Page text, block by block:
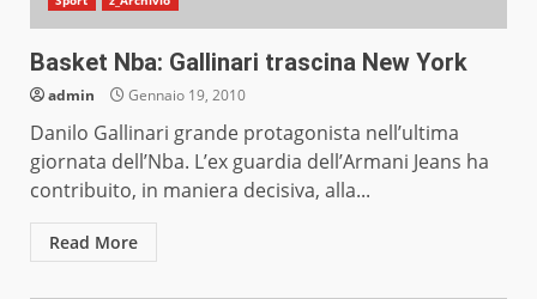
Basket Nba: Gallinari trascina New York
admin Gennaio 19, 2010
Danilo Gallinari grande protagonista nell’ultima
giornata dell’Nba. L’ex guardia dell’Armani Jeans ha
contribuito, in maniera decisiva, alla...
Read More